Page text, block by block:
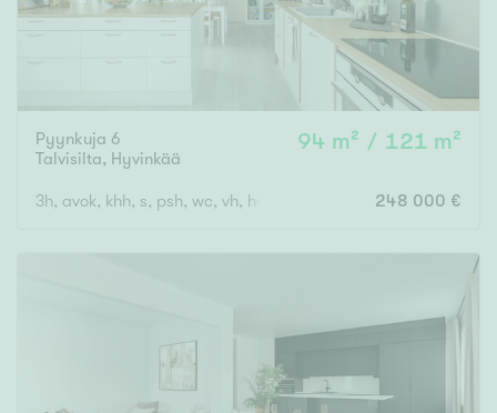
Pyynkuja 6
Talvisilta, Hyvinkää
94 m² / 121 m²
3h, avok, khh, s, psh, wc, vh, harrastetila, autotalli, varastotilat
248 000 €